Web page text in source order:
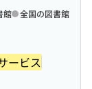
ービス
館 全国の図書館